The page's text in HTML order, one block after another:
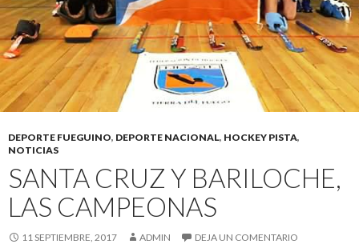
DEPORTE FUEGUINO, DEPORTE NACIONAL, HOCKEY PISTA,
NOTICIAS
SANTA CRUZ Y BARILOCHE,
LAS CAMPEONAS
11 SEPTIEMBRE, 2017 ADMIN DEJA UN COMENTARIO